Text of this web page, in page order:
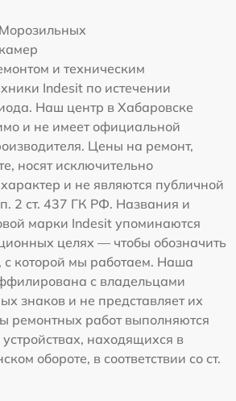
Морозильных
камер
и техническим
Indesit по истечении
Наш центр в Хабаровске
и не имеет официальной
Цены на ремонт,
носят исключительно
и не являются публичной
2 ст. 437 ГК РФ. Названия и
марки Indesit упоминаются
целях — чтобы обозначить
с которой мы работаем. Наша
с владельцами
знаков и не представляет их
ремонтных работ выполняются
находящихся в
обороте, в соответствии со ст.